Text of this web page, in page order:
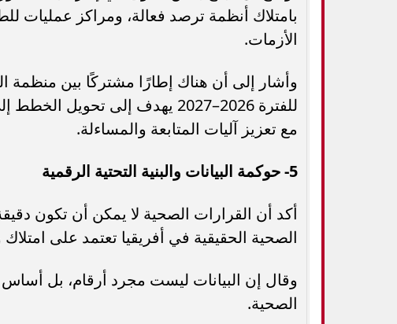
بامتلاك أنظمة ترصد فعالة، ومراكز عمليات
الأزمات.
وأشار إلى أن هناك إطارًا مشتركًا بين منظمة
للفترة 2026–2027 يهدف إلى
مع تعزيز آليات المتابعة والمساءلة.
5- حوكمة البيانات والبنية التحتية الرقمية
أكد أن القرارات الصحية لا يمكن أن تكون
الصحية الحقيقية في أفريقيا تعتمد على امتلاك
وقال إن البيانات ليست مجرد أرقام، بل أساس
الصحية.